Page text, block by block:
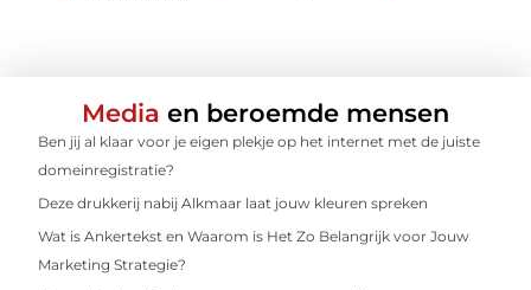
Media en beroemde mensen
Ben jij al klaar voor je eigen plekje op het internet met de juiste
domeinregistratie?
Deze drukkerij nabij Alkmaar laat jouw kleuren spreken
Wat is Ankertekst en Waarom is Het Zo Belangrijk voor Jouw
Marketing Strategie?